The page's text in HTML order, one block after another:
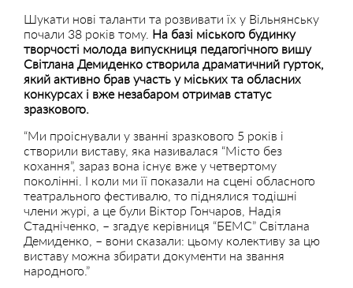
Шукати нові таланти та розвивати їх у Вільнянську
почали 38 років тому. На базі міського будинку
творчості молода випускниця педагогічного вишу
Світлана Демиденко створила драматичний гурток,
який активно брав участь у міських та обласних
конкурсах і вже незабаром отримав статус
зразкового.
“Ми проіснували у званні зразкового 5 років і
створили виставу, яка називалася “Місто без
кохання”, зараз вона існує вже у четвертому
поколінні. І коли ми її показали на сцені обласного
театрального фестивалю, то піднялися тодішні
члени журі, а це були Віктор Гончаров, Надія
Стадніченко, – згадує керівниця “БЕМС” Світлана
Демиденко, – вони сказали: цьому колективу за цю
виставу можна збирати документи на звання
народного.”